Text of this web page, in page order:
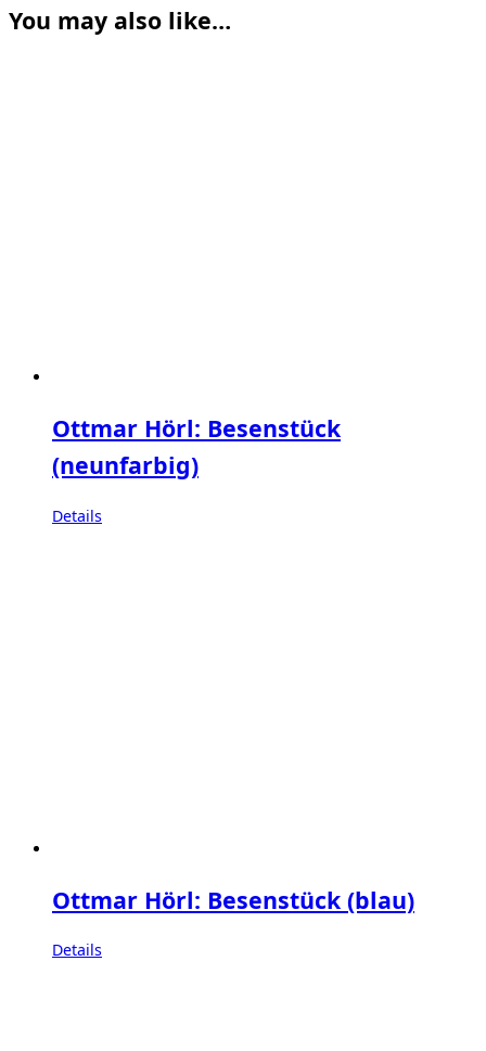
You may also like…
Ottmar Hörl: Besenstück
(neunfarbig)
Details
Ottmar Hörl: Besenstück (blau)
Details